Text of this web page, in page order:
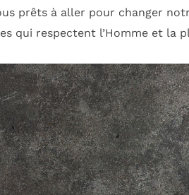
prêts à aller pour changer
qui respectent l’Homme et la